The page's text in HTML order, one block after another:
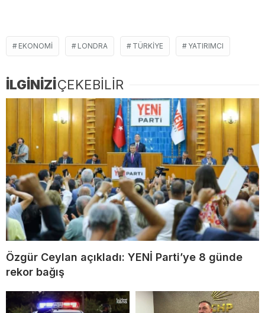
EKONOMI LONDRA TÜRKIYE YATIRIMCI
İLGİNİZİÇEKEBİLİR
Özgür Ceylan açıkladı: YENİ Parti’ye 8 günde
rekor bağış